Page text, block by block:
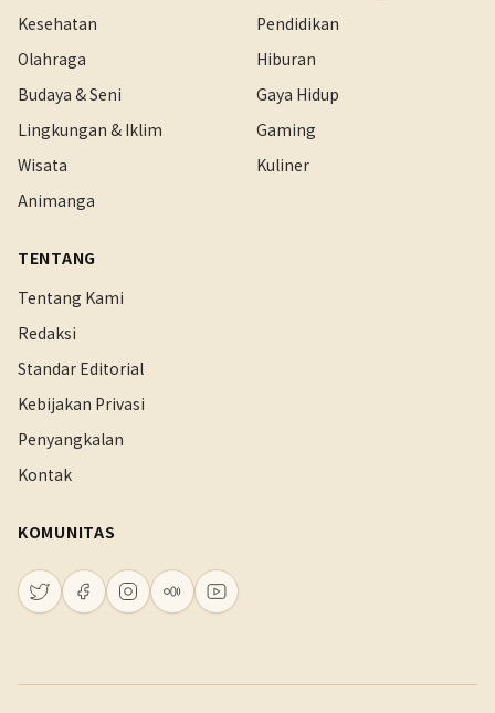
Kesehatan
Pendidikan
Olahraga
Hiburan
Budaya & Seni
Gaya Hidup
Lingkungan & Iklim
Gaming
Wisata
Kuliner
Animanga
TENTANG
Tentang Kami
Redaksi
Standar Editorial
Kebijakan Privasi
Penyangkalan
Kontak
KOMUNITAS